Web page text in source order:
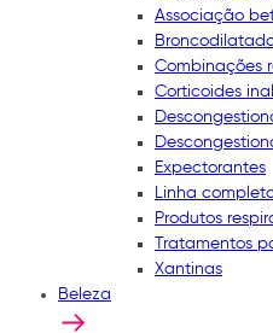
Associação
Combinações
Corticoides
Expectorantes
Linha
Produtos
Tratamentos
Xantinas
Beleza